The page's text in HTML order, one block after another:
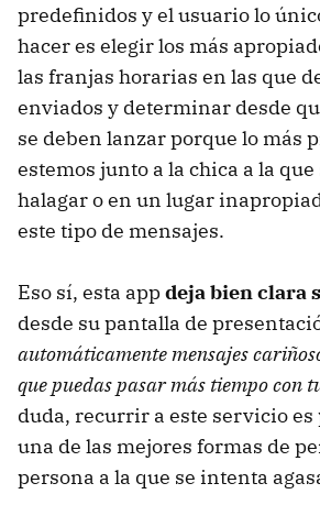
predefinidos y el usuario lo
hacer es elegir los más
las franjas horarias en las que
enviados y determinar desde
se deben lanzar porque lo más
estemos junto a la chica a la
halagar o en un lugar
este tipo de mensajes.
Eso sí, esta appdeja bien clara
desde su pantalla de
automáticamente mensajes
que puedas pasar más tiempo con
duda, recurrir a este servicio
una de las mejores formas de
persona a la que se intenta